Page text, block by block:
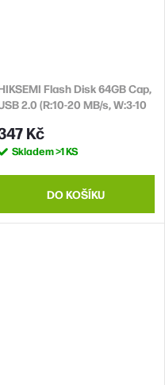
Flash Disk 64GB Cap,
2.0 (R:10-20 MB/s, W:3-10
Kč
Skladem>1 KS
DO KOŠÍKU